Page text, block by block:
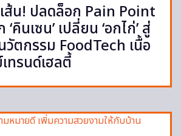
ส้น! ปลดล็อก Pain Point
คินเซน’ เปลี่ยน ‘อกไก่’ สู่
นวัตกรรม FoodTech เนื้อ
ทรนด์เฮลตี้